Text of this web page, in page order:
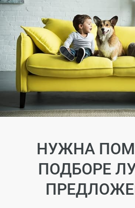
НУЖНА
ПОДБОРЕ